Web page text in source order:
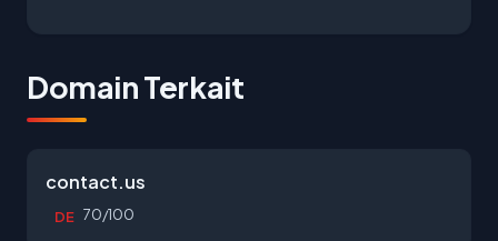
Domain Terkait
contact.us
DE 70/100